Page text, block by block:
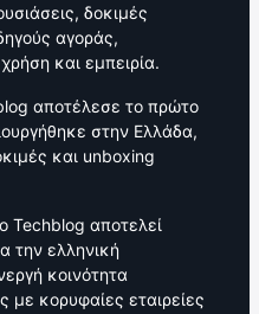
δοκιμές
αγοράς,
και εμπειρία.
αποτέλεσε το πρώτο
στην Ελλάδα,
και unboxing
Techblog αποτελεί
την ελληνική
κοινότητα
κορυφαίες εταιρείες